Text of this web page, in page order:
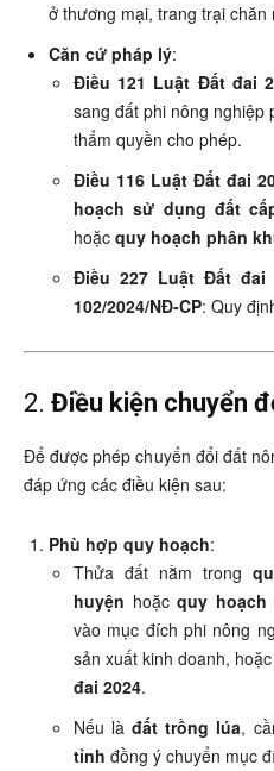
ở thương mại, trang trại chăn
Căn cứ pháp lý:
Điều 121 Luật Đất đai
sang đất phi nông nghiệp
thẩm quyền cho phép.
Điều 116 Luật Đất đai
hoạch sử dụng đất
hoặc quy hoạch phân
Điều 227 Luật Đất đai
102/2024/NĐ-CP: Quy
2. Điều kiện chuyển
Để được phép chuyển đổi đất
đáp ứng các điều kiện sau:
Phù hợp quy hoạch:
Thửa đất nằm trong
huyện hoặcquy hoạch
vào mục đích phi nông
sản xuất kinh doanh,
đai 2024.
Nếu làđất trồng lúa,
tỉnh đồng ý chuyển mục